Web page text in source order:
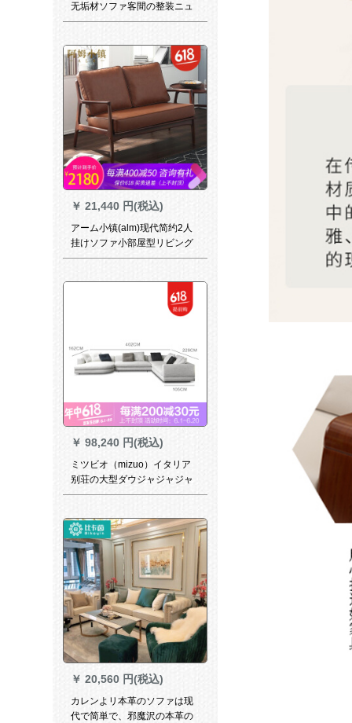
无垢材ソファ客間の整装ニュ
ア北欧風の大きさ戸型の現代
ムムムムムムムムムムムムム
ムムムムムムムムムムムムム
ムム
￥ 21,440 円(税込)
アーム小镇(alm)现代简约2人
挂けソファ小部屋型リビング
レザソファ·セート丸太北欧风
￥ 98,240 円(税込)
ミツビオ（mizuo）イタリア
别荘の大型ダウジャジャジャ
ジャジャジャックスpsp ph-ポ
￥ 20,560 円(税込)
カレンよリ本革のソファは现
代で简単で、邪魔沢の本革の